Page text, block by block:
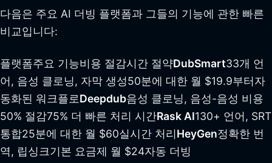
다음은 주요 AI 더빙 플랫폼과 그들의 기능에 관한 빠른
비교입니다:
플랫폼주요 기능비용 절감시간 절약DubSmart33개 언
어, 음성 클로닝, 자막 생성50분에 대한 월 $19.9부터자
동화된 워크플로Deepdub음성 클로닝, 음성-음성 비용
50% 절감75% 더 빠른 처리 시간Rask AI130+ 언어, SRT
통합25분에 대한 월 $60실시간 처리HeyGen정확한 번
역, 립싱크기본 요금제 월 $24자동 더빙